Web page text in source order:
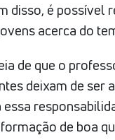
disso, é possível
acerca do
de que o
deixam de ser
de boa